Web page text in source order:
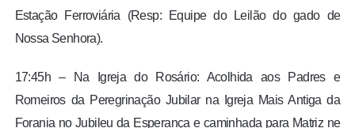
Estação Ferroviária (Resp: Equipe do Leilão do gado de
Nossa Senhora).
17:45h – Na Igreja do Rosário: Acolhida aos Padres e
Romeiros da Peregrinação Jubilar na Igreja Mais Antiga da
Forania no Jubileu da Esperança e caminhada para Matriz ne